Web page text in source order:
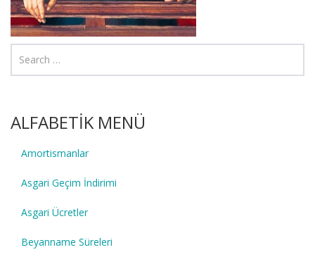
ALFABETİK MENÜ
Amortismanlar
Asgari Geçim İndirimi
Asgari Ücretler
Beyanname Süreleri